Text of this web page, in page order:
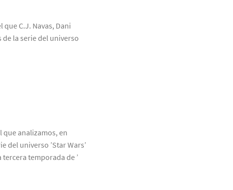
C.J. Navas, Dani
la serie del universo
que analizamos, en
del universo ’Star Wars’
temporada de ’